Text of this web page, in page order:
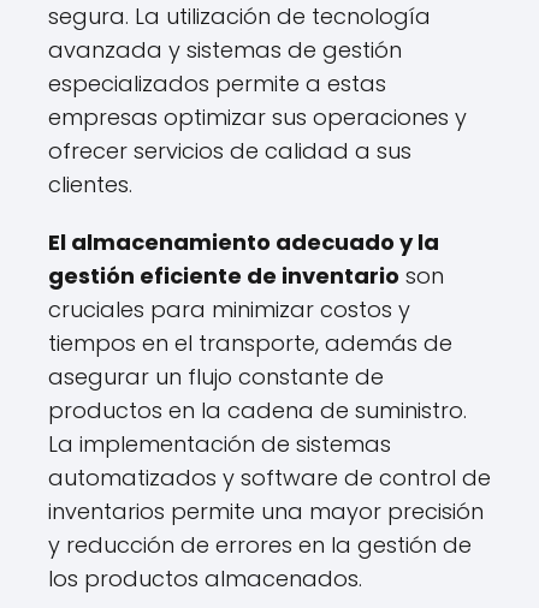
segura. La utilización de tecnología
avanzada y sistemas de gestión
especializados permite a estas
empresas optimizar sus operaciones y
ofrecer servicios de calidad a sus
clientes.
El almacenamiento adecuado y la
gestión eficiente de inventario son
cruciales para minimizar costos y
tiempos en el transporte, además de
asegurar un flujo constante de
productos en la cadena de suministro.
La implementación de sistemas
automatizados y software de control de
inventarios permite una mayor precisión
y reducción de errores en la gestión de
los productos almacenados.